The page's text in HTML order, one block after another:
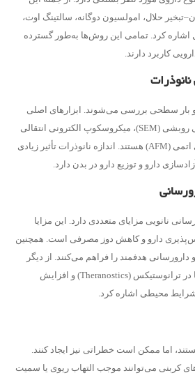
حلال، امولسیون دوگانه، سالتینگ اوت،
کرد. تمامی این روش‌ها به‌طور گسترده
کاربرد دارند.
و بار سطحی بررسی می‌شوند. ابزارهای اصلی
شامل میکروسکوپ الکترونی روبشی (SEM)، میکروسکوپ الکترونی انتقالی
(TEM) و میکروسکوپ نیروی اتمی (AFM) هستند. اندازه نانوذرات تأثیر زیادی
دارو و توزیع دارو در بدن دارد.
نانویی مزایای متعددی دارد. این مزایا
دارو و کاهش دوز مصرفی است. همچنین
دارورسانی هدفمند را فراهم می‌کنند. از دیگر
مزایا می‌توان به کاربرد آن‌ها در ترانوستیکس (Theranostics) و افزایش
محیطی اشاره کرد.
اما ممکن است خطراتی نیز ایجاد کنند.
کربنی می‌توانند موجب التهاب ریوی یا سمیت